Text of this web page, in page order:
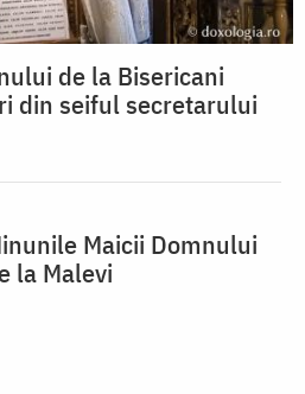
de la Bisericani
din seiful secretarului
Maicii Domnului
la Malevi